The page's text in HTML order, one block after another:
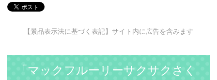
【景品表示法に基づく表記】サイト内に広告を含みます
「マックフルーリーサクサクさく